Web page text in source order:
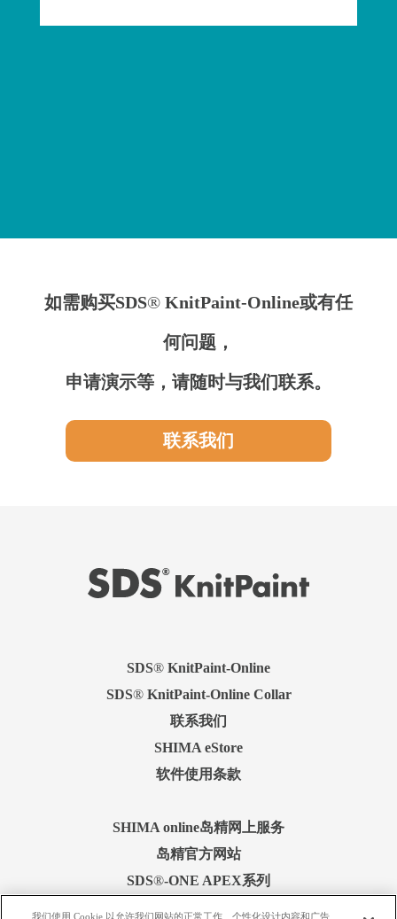
如需购买SDS® KnitPaint-Online或有任
何问题，
申请演示等，请随时与我们联系。
联系我们
SDS® KnitPaint-Online
SDS®KnitPaint-Online Collar
联系我们
SHIMA eStore
软件使用条款
SHIMA online岛精网上服务
岛精官方网站
SDS®-ONE APEX系列
我们使用 Cookie 以允许我们网站的正常工作、个性化设计内容和广告、